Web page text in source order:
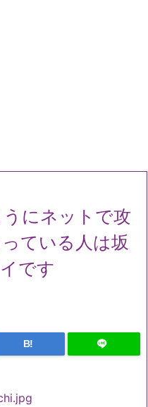
にネットで攻
ている人は坂
です
B!